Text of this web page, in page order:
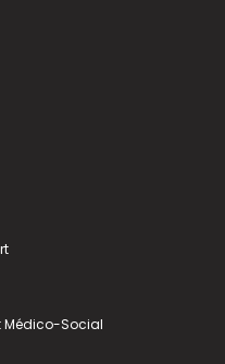
Médico-Social